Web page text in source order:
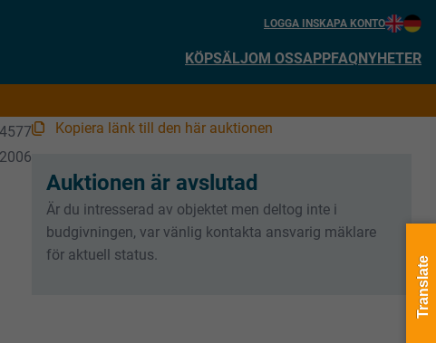
LOGGA INSKAPA KONTO
KÖPSÄLJOM OSSAPPFAQNYHETER
2006
Kopiera länk till den här auktionen
Auktionen är avslutad
Är du intresserad av objektet men deltog inte i
budgivningen, var vänlig kontakta ansvarig mäklare
för aktuell status.
Translate